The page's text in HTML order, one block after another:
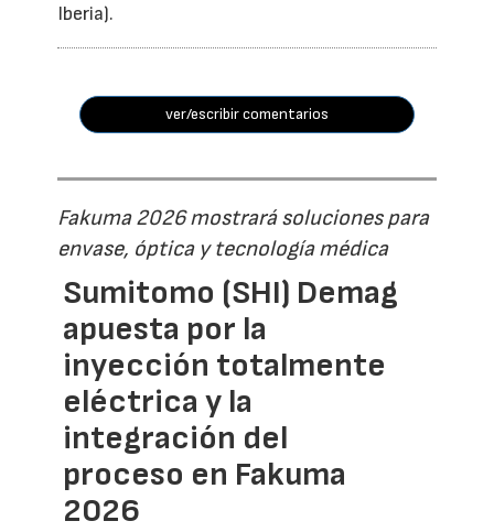
Iberia).
ver/escribir comentarios
Fakuma 2026 mostrará soluciones para
envase, óptica y tecnología médica
Sumitomo (SHI) Demag
apuesta por la
inyección totalmente
eléctrica y la
integración del
proceso en Fakuma
2026